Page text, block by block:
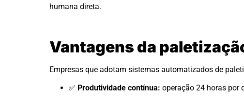
humana direta.
Vantagens da
Empresas que adotam sistemas automatizados de
✅ Produtividade contínua: operação 24 horas por